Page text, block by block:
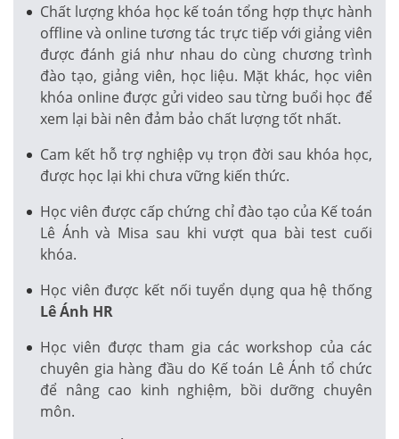
Chất lượng khóa học kế toán tổng hợp thực hành
offline và online tương tác trực tiếp với giảng viên
được đánh giá như nhau do cùng chương trình
đào tạo, giảng viên, học liệu. Mặt khác, học viên
khóa online được gửi video sau từng buổi học để
xem lại bài nên đảm bảo chất lượng tốt nhất.
Cam kết hỗ trợ nghiệp vụ trọn đời sau khóa học,
được học lại khi chưa vững kiến thức.
Học viên được cấp chứng chỉ đào tạo của Kế toán
Lê Ánh và Misa sau khi vượt qua bài test cuối
khóa.
Học viên được kết nối tuyển dụng qua hệ thống
Lê Ánh HR
Học viên được tham gia các workshop của các
chuyên gia hàng đầu do Kế toán Lê Ánh tổ chức
để nâng cao kinh nghiệm, bồi dưỡng chuyên
môn.